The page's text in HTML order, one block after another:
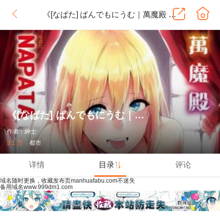
《[なぱた] ぱんでもにうむ｜萬魔殿 [中國翻訳] [DL版]》
《[なぱた] ぱんでもにうむ｜萬魔殿 [中國翻訳] [DL版]》
作者：紳士
3.1 万
都市
详情 目录 评论
域名随时更换，收藏发布页manhuafabu.com不迷失
备用域名www.999dm1.com